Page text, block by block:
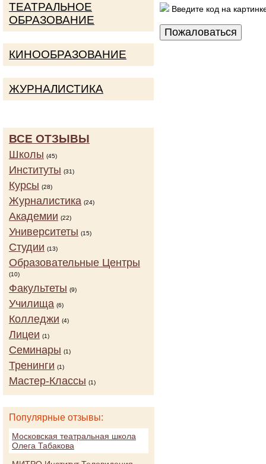
Введите код на
ТЕАТРАЛЬНОЕ
ОБРАЗОВАНИЕ
КИНООБРАЗОВАНИЕ
ЖУРНАЛИСТИКА
ВСЕ ОТЗЫВЫ
Школы (45)
Институты (31)
Курсы (28)
Журналистика (24)
Академии (22)
Университеты (15)
Студии (13)
Образовательные Центры
(10)
Факультеты (9)
Училища (6)
Колледжи (4)
Лицеи (1)
Семинары (1)
Тренинги (1)
Мастер-Классы (1)
Популярные отзывы:
Московская театральная школа
Олега Табакова